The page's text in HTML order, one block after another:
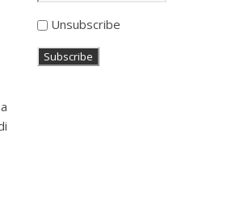
Unsubscribe